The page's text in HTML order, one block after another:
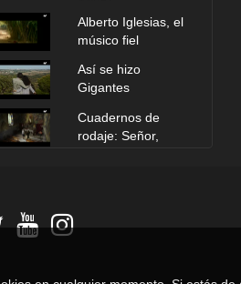
Alberto Iglesias, el
músico fiel
Así se hizo
Gigantes
Cuadernos de
rodaje: Señor,
perjudica